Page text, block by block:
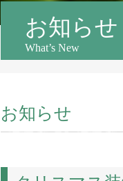
お知らせ
What’s New
お知らせ